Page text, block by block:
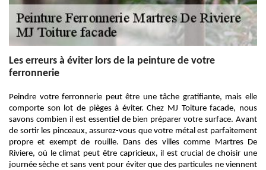
Les erreurs à éviter lors de la peinture de votre
ferronnerie
Peindre votre ferronnerie peut être une tâche gratifiante, mais elle
comporte son lot de pièges à éviter. Chez MJ Toiture facade, nous
savons combien il est essentiel de bien préparer votre surface. Avant
de sortir les pinceaux, assurez-vous que votre métal est parfaitement
propre et exempt de rouille. Dans des villes comme Martres De
Riviere, où le climat peut être capricieux, il est crucial de choisir une
journée sèche et sans vent pour éviter que des particules ne viennent